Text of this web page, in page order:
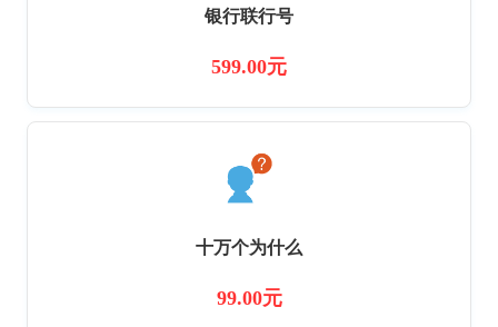
银行联行号
599.00元
十万个为什么
99.00元